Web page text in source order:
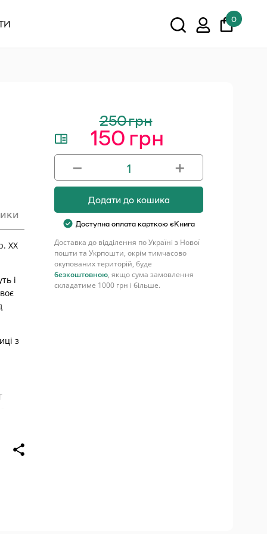
0
У кошику немає товарів.
ХХ
і
з
250грн
Оригінальна
ціна:
250 грн.
150грн
Поточна
ціна:
150 грн.
Жьиб’ївські
новелі
кількість
+
−
Додати до кошика
Доступна оплата карткою єКнига
Доставка до відділення по Україні з Нової
пошти та Укрпошти, окрім тимчасово
окупованих територій, буде
безкоштовною, якщо сума замовлення
складатиме 1000 грн і більше.